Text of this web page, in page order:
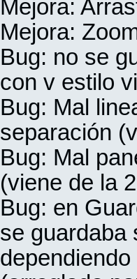
Mejora:
Mejora:
Bug: no se
con v estilo
Bug: Mal
separación
Bug: Mal
(viene de la
Bug: en
se guardaba